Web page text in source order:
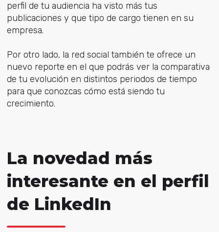
perfil de tu audiencia ha visto más tus
publicaciones y que tipo de cargo tienen en su
empresa.
Por otro lado, la red social también te ofrece un
nuevo reporte en el que podrás ver la comparativa
de tu evolución en distintos periodos de tiempo
para que conozcas cómo está siendo tu
crecimiento.
La novedad más
interesante en el perfil
de LinkedIn